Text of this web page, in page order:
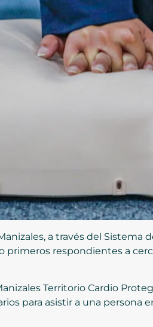
a través del Sistema
primeros respondientes a
Territorio Cardio
para asistir a una persona